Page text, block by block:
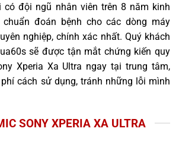
có đội ngũ nhân viên trên 8 năm kinh
chuẩn đoán bệnh cho các dòng máy
nghiệp, chính xác nhất. Quý khách
sẽ được tận mắt chứng kiến quy
Xperia Xa Ultra ngay tại trung tâm,
cách sử dụng, tránh những lỗi mình
SONY XPERIA XA ULTRA